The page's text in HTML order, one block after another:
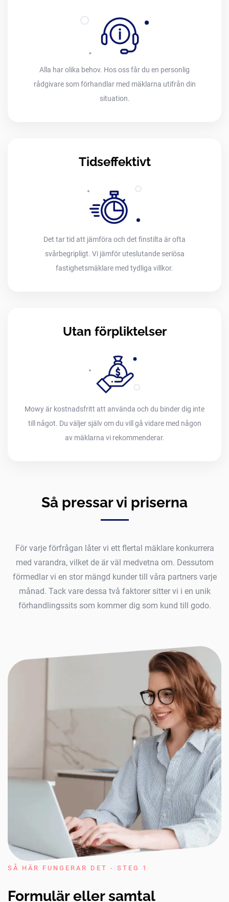
Alla har olika behov. Hos oss får du en personlig
rådgivare som förhandlar med mäklarna utifrån din
situation.
Tidseffektivt
Det tar tid att jämföra och det finstilta är ofta
svårbegripligt. Vi jämför uteslutande seriösa
fastighetsmäklare med tydliga villkor.
Utan förpliktelser
Mowy är kostnadsfritt att använda och du binder dig inte
till något. Du väljer själv om du vill gå vidare med någon
av mäklarna vi rekommenderar.
Så pressar vi priserna
För varje förfrågan låter vi ett flertal mäklare konkurrera
med varandra, vilket de är väl medvetna om. Dessutom
förmedlar vi en stor mängd kunder till våra partners varje
månad. Tack vare dessa två faktorer sitter vi i en unik
förhandlingssits som kommer dig som kund till godo.
SÅ HÄR FUNGERAR DET - STEG 1
Formulär eller samtal